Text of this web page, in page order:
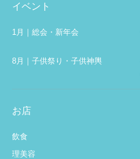
イベント
1月｜総会・新年会
8月｜子供祭り・子供神輿
お店
飲食
理美容